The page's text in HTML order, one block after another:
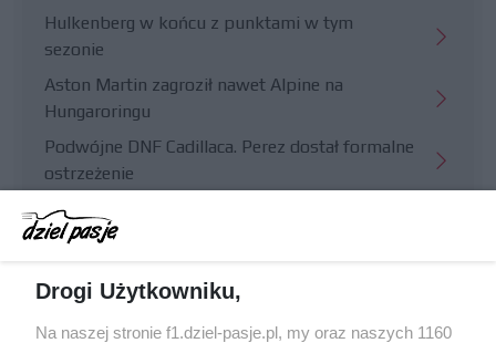
Hulkenberg w końcu z punktami w tym
sezonie
Aston Martin zagroził nawet Alpine na
Hungaroringu
Podwójne DNF Cadillaca. Perez dostał formalne
ostrzeżenie
Hungaroring potwierdził słabe strony
Williamsa
Drogi Użytkowniku,
Na naszej stronie f1.dziel-pasje.pl, my oraz naszych 1160